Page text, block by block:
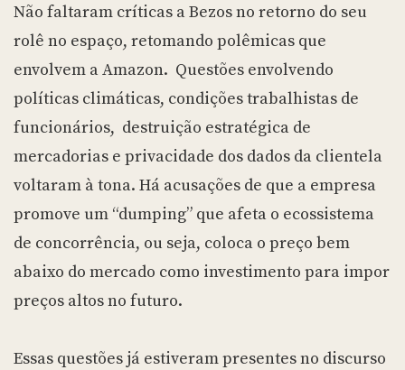
Não faltaram críticas a Bezos no retorno do seu
rolê no espaço, retomando polêmicas que
envolvem a Amazon. Questões envolvendo
políticas climáticas, condições trabalhistas de
funcionários, destruição estratégica de
mercadorias e privacidade dos dados da clientela
voltaram à tona. Há acusações de que a empresa
promove um “dumping” que afeta o ecossistema
de concorrência, ou seja, coloca o preço bem
abaixo do mercado como investimento para impor
preços altos no futuro.
Essas questões já estiveram presentes no discurso